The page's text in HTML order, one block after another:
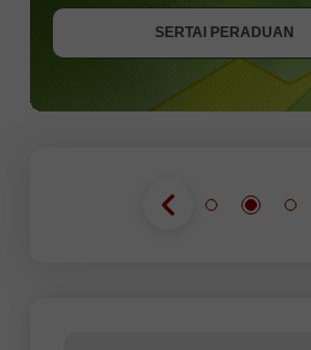
SERTAI PERADUAN
SERTAI PERADUAN